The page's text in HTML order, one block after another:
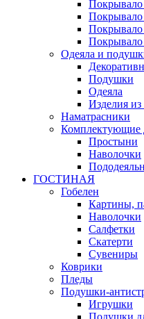
Покрывало
Покрывало
Покрывало
Покрывало
Одеяла и
Подушки
Одеяла
Изделия
Наматраcники
Комплектующие
Простыни
Наволочки
ГОСТИНАЯ
Гобелен
Картины,
Наволочки
Салфетки
Скатерти
Сувениры
Коврики
Пледы
Подушки-
Игрушки
Подушки